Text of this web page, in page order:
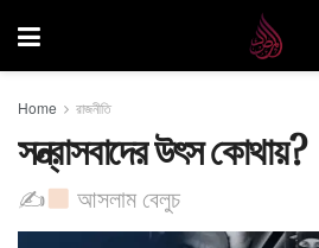
Home রাজনীতি
সন্ত্রাসবাদের উৎস কোথায়?
✍ ​আসলাম বেলুচ